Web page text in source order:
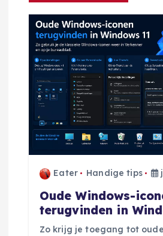
v
g
Eater Handige tips
Oude Windows-
terugvinden in
Zo krijg je toegang tot